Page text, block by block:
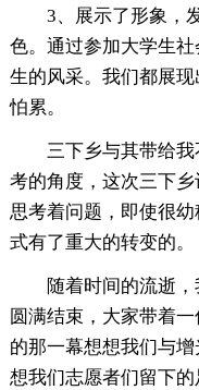
3、展示了形象，
色。通过参加大学生
生的风采。我们都展
怕累。
三下乡与其带给
考的角度，这次三下
思考着问题，即使很
式有了重大的转变的。
随着时间的流逝
圆满结束，大家带着
的那一幕想想我们与
想我们志愿者们留下